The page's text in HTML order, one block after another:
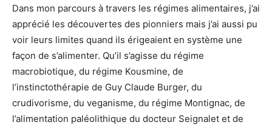
Dans mon parcours à travers les régimes alimentaires, j’ai
apprécié les découvertes des pionniers mais j’ai aussi pu
voir leurs limites quand ils érigeaient en système une
façon de s’alimenter. Qu’il s’agisse du régime
macrobiotique, du régime Kousmine, de
l’instinctothérapie de Guy Claude Burger, du
crudivorisme, du veganisme, du régime Montignac, de
l’alimentation paléolithique du docteur Seignalet et de